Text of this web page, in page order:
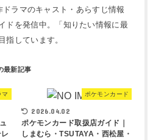
ラマのキャスト・あらすじ情報
ドを発信中。「知りたい情報に最
指しています。
マ ポケモンカード
2026.04.02
ポケモンカード取扱店ガイド｜
しまむら・TSUTAYA・西松屋・